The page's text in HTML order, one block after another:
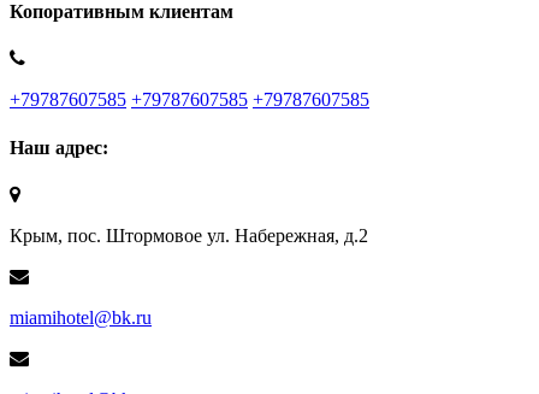
Копоративным клиентам
+79787607585 +79787607585 +79787607585
Наш адрес:
Крым, пос. Штормовое ул. Набережная, д.2
miamihotel@bk.ru